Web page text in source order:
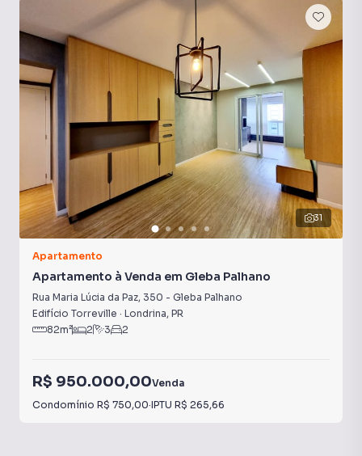
31
Apartamento
Apartamento à Venda em Gleba Palhano
Rua Maria Lúcia da Paz, 350 - Gleba Palhano
Edifício Torreville · Londrina, PR
82m² 2 3 2
R$ 950.000,00Venda
Condomínio R$ 750,00·IPTU R$ 265,66